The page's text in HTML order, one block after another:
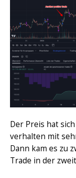
Der Preis hat
verhalten mit
Dann kam es zu
Trade in der